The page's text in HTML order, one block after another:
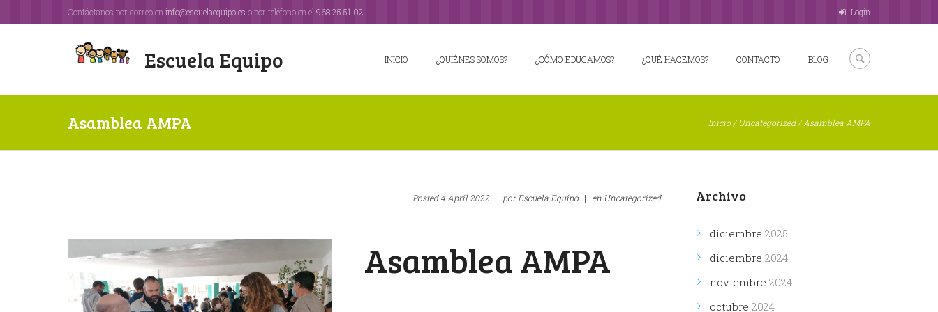
Login
Contáctanos por correo en info@escuelaequipo.es o por teléfono en el 968 25 51 02
Escuela Equipo INICIO ¿QUIÉNES SOMOS? ¿CÓMO EDUCAMOS? ¿QUÉ HACEMOS? CONTACTO BLOG
Inicio / Uncategorized/Asamblea AMPA
Asamblea AMPA
Posted4 April 2022 | porEscuela Equipo | en Uncategorized
Asamblea AMPA
Archivo
diciembre 2025
diciembre 2024
noviembre 2024
octubre 2024